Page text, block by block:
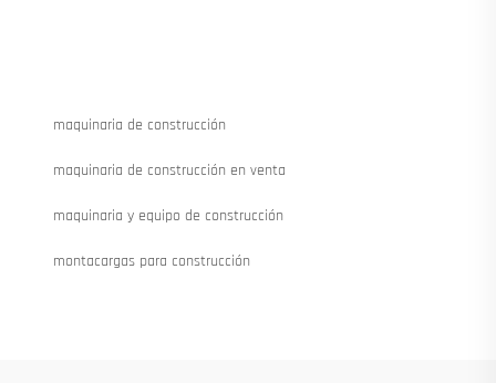
maquinaria de construcción
maquinaria de construcción en venta
maquinaria y equipo de construcción
montacargas para construcción